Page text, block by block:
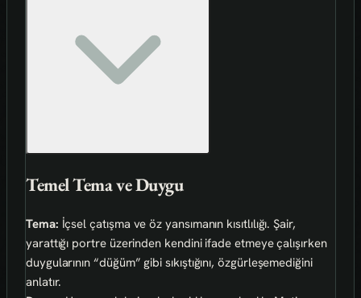
Temel Tema ve Duygu
Tema: İçsel çatışma ve öz yansımanın kısıtlılığı. Şair,
yarattığı portre üzerinden kendini ifade etmeye çalışırken
duygularının “düğüm” gibi sıkıştığını, özgürleşemediğini
anlatır.